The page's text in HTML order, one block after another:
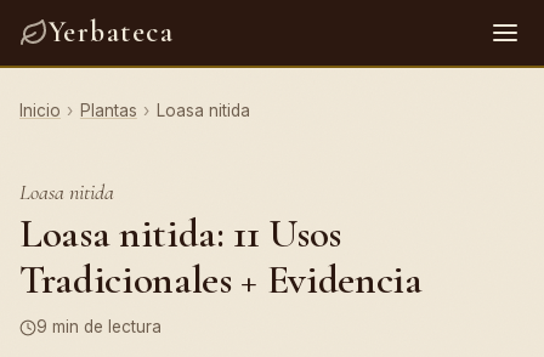
Yerbateca
Inicio › Plantas › Loasa nitida
Loasa nitida
Loasa nitida: 11 Usos
Tradicionales + Evidencia
9 min de lectura